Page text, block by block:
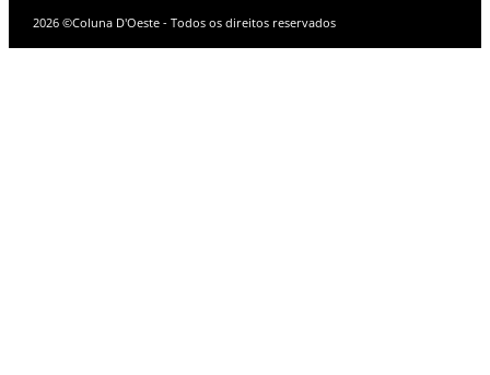
2026 ©Coluna D'Oeste - Todos os direitos reservados